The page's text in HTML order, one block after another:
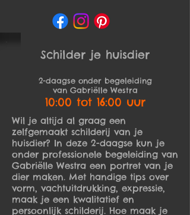
Schilder je huisdier​
2-daagse onder begeleiding
van Gabriëlle Westra
10:00 tot 16:00 uur
Wil je altijd al graag een
zelfgemaakt schilderij van je
huisdier? In deze 2-daagse kun je
onder professionele begeleiding van
Gabriëlle Westra een portret van je
dier maken. Met handige tips over
vorm, vachtuitdrukking, expressie,
maak je een kwalitatief en
persoonlijk schilderij. Hoe maak je